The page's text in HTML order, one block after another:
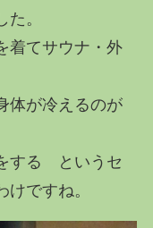
。
着てサウナ・外
体が冷えるのが
する というセ
ですね。